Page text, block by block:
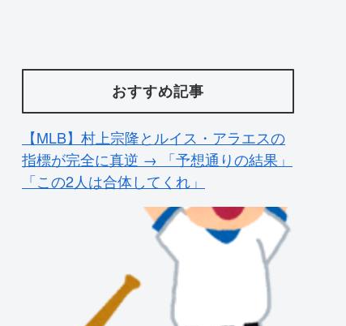
おすすめ記事
【MLB】村上宗隆とルイス・アラエスの
指標が完全に真逆 → 「予想通りの結果」
「この2人は合体してくれ」